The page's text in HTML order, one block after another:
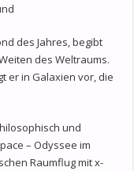
des Jahres, begibt
des Weltraums.
er in Galaxien vor, die
und
– Odyssee im
Raumflug mit x-